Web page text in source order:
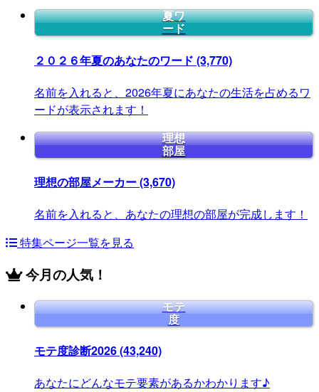
夏ワ
ード
２０２６年夏のあなたのワード (3,770)
名前を入れると、2026年夏にあなたの生活を占めるワ
ードが表示されます！
理想
部屋
理想の部屋メーカー(3,670)
名前を入れると、あなたの理想の部屋が完成します！
特集ページ一覧を見る
今月の人気！
モテ
度
モテ度診断2026(43,240)
あなたにどんなモテ要素があるかわかります♪